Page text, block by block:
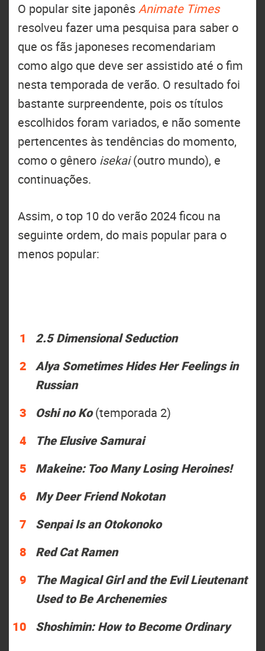
O popular site japonêsAnimate Times
resolveu fazer uma pesquisa para saber o
que os fãs japoneses recomendariam
como algo que deve ser assistido até o fim
nesta temporada de verão. O resultado foi
bastante surpreendente, pois os títulos
escolhidos foram variados, e não somente
pertencentes às tendências do momento,
como o gênero isekai(outro mundo), e
continuações.
Assim, o top 10 do verão 2024 ficou na
seguinte ordem, do mais popular para o
menos popular:
2.5 Dimensional Seduction
Alya Sometimes Hides Her Feelings in
Russian
Oshi no Ko(temporada 2)
The Elusive Samurai
Makeine: Too Many Losing Heroines!
My Deer Friend Nokotan
Senpai Is an Otokonoko
Red Cat Ramen
The Magical Girl and the Evil Lieutenant
Used to Be Archenemies
Shoshimin: How to Become Ordinary